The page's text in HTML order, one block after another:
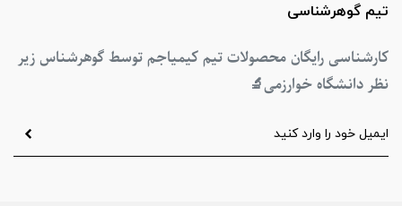
تیم گوهرشناسی
کارشناسی رایگان محصولات تیم کیمیاجم توسط گوهرشناس زیر
نظر دانشگاه خوارزمی🔬